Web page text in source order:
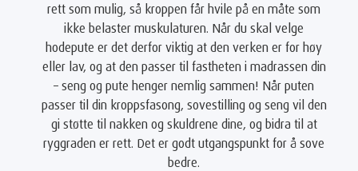
rett som mulig, så kroppen får hvile på en måte som
ikke belaster muskulaturen. Når du skal velge
hodepute er det derfor viktig at den verken er for høy
eller lav, og at den passer til fastheten i madrassen din
– seng og pute henger nemlig sammen! Når puten
passer til din kroppsfasong, sovestilling og seng vil den
gi støtte til nakken og skuldrene dine, og bidra til at
ryggraden er rett. Det er godt utgangspunkt for å sove
bedre.